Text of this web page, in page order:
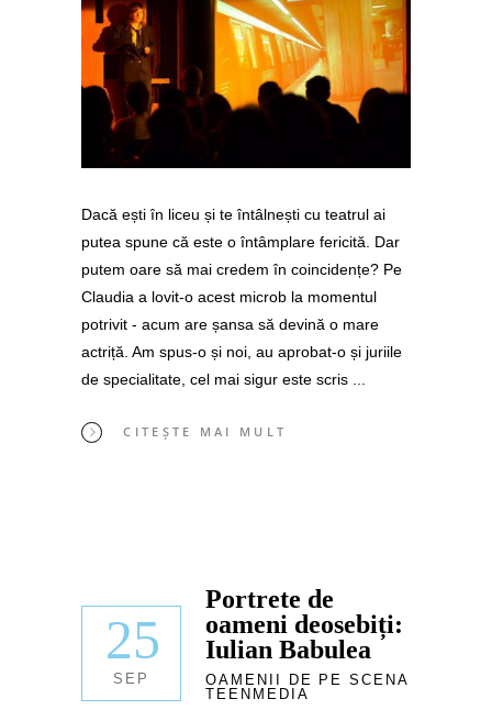
Dacă ești în liceu și te întâlnești cu teatrul ai
putea spune că este o întâmplare fericită. Dar
putem oare să mai credem în coincidențe? Pe
Claudia a lovit-o acest microb la momentul
potrivit - acum are șansa să devină o mare
actriță. Am spus-o și noi, au aprobat-o și juriile
de specialitate, cel mai sigur este scris
CITEȘTE MAI MULT
25
SEP
Portrete de
oameni deosebiți:
Iulian Babulea
OAMENII DE PE SCENA
TEENMEDIA